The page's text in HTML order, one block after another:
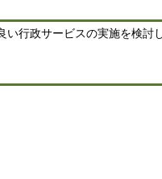
行政サービスの実施を検討